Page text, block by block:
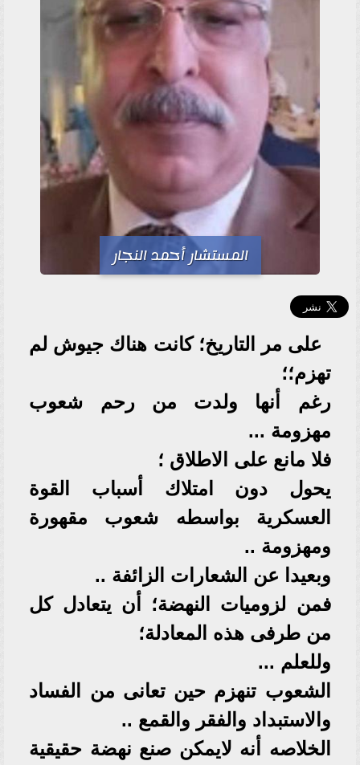
المستشار أحمد النجار
على مر التاريخ؛ كانت هناك جيوش لم
تهزم؛؛
رغم أنها ولدت من رحم شعوب
مهزومة ...
فلا مانع على الاطلاق ؛
يحول دون امتلاك أسباب القوة
العسكرية بواسطه شعوب مقهورة
ومهزومة ..
وبعيدا عن الشعارات الزائفة ..
فمن لزوميات النهضة؛ أن يتعادل كل
من طرفى هذه المعادلة؛
وللعلم ...
الشعوب تنهزم حين تعانى من الفساد
والاستبداد والفقر والقمع ..
الخلاصه أنه لايمكن صنع نهضة حقيقية